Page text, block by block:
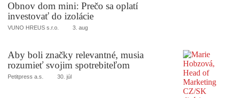
Obnov dom mini: Prečo sa oplatí
investovať do izolácie
VUNO HREUS s.r.o. 3. aug
Aby boli značky relevantné, musia
rozumieť svojim spotrebiteľom
Petitpress a.s. 30. júl